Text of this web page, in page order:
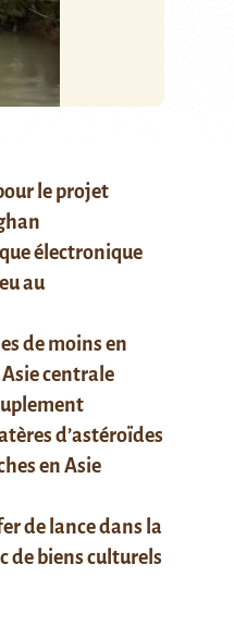
le projet
électronique
au
de moins en
centrale
d’astéroïdes
en Asie
de lance dans la
de biens culturels